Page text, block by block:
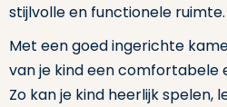
stijlvolle en functionele ruimte.
Met een goed ingerichte
van je kind een comfortabele
Zo kan je kind heerlijk spelen,